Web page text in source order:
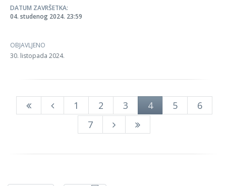
DATUM ZAVRŠETKA:
04. studenog 2024. 23:59
OBJAVLJENO
30. listopada 2024.
1 2 3 4 5
6
7